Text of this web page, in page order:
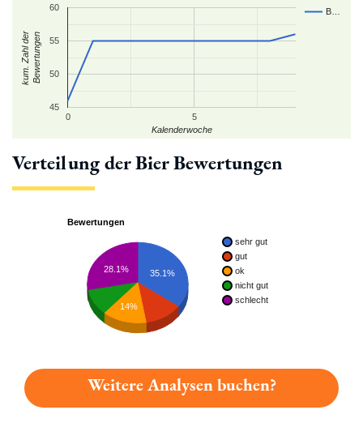
B…
0 5
45
50
55
60
Kalenderwoche
kum. Zahl derBewertungen
Verteilung der Bier Bewertungen
Bewertungen
sehr gut
gut
ok
nicht gut
schlecht
35.1%
28.1%
14%
Weitere Analysen buchen?